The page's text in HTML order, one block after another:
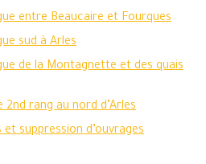
entre Beaucaire et Fourques
sud à Arles
de la Montagnette et des quais
2nd rang au nord d’Arles
suppression d’ouvrages